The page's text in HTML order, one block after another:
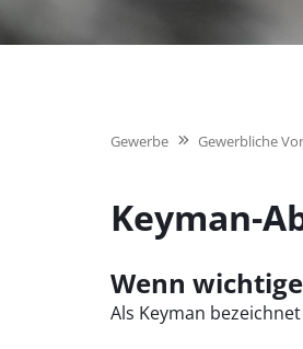
Gewerbe Gewerbliche
Keyman-
Wenn
Als Keyman